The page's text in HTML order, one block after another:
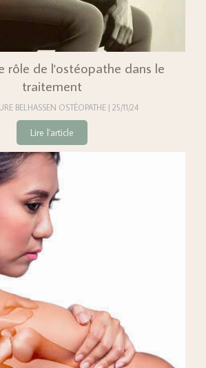
rôle de l'ostéopathe dans le
traitement
BELHASSEN OSTÉOPATHE 25/11/24
Lire l'article